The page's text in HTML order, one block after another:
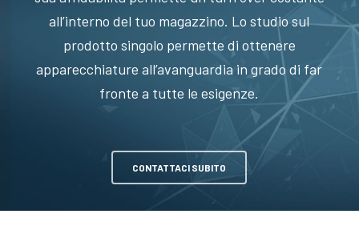
all’interno del tuo magazzino. Lo studio sul
prodotto singolo permette di ottenere
apparecchiature all’avanguardia in grado di far
fronte a tutte le esigenze.
CONTATTACI SUBITO